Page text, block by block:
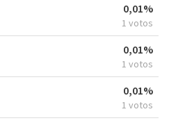
0,01%
1 votos
0,01%
1 votos
0,01%
1 votos